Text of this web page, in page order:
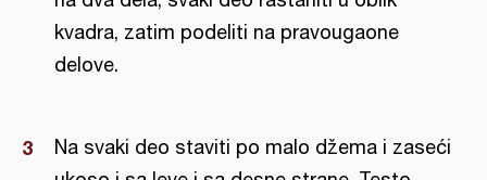
kvadra, zatim podeliti na pravougaone
delove.
Na svaki deo staviti po malo džema i zaseći